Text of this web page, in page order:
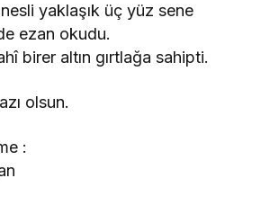
yaklaşık üç yüz sene
ezan okudu.
birer altın gırtlağa sahipti.
olsun.
: